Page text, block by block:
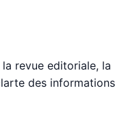
revue editoriale, la
des informations